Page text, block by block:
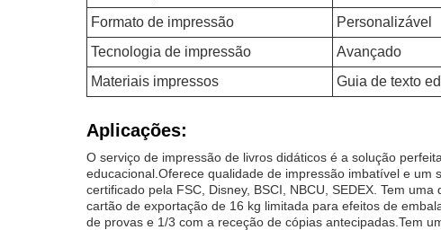
Formato de impressão
Personalizável
Tecnologia de impressão
Avançado
Materiais impressos
Guia de texto
Aplicações:
O serviço de impressão de livros didáticos é a solução
educacional.Oferece qualidade de impressão imbatível e
certificado pela FSC, Disney, BSCI, NBCU, SEDEX. Tem
cartão de exportação de 16 kg limitada para efeitos de
de provas e 1/3 com a receção de cópias antecipadas.Tem